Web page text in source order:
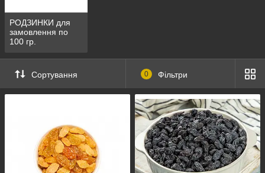
РОДЗИНКИ для
замовлення по
100 гр.
Сортування 0 Фільтри